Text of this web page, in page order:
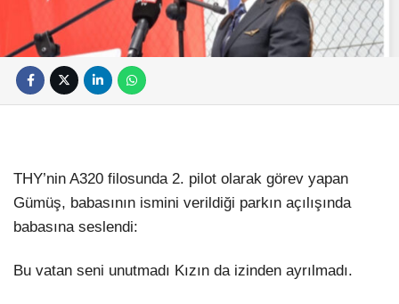
THY’nin A320 filosunda 2. pilot olarak görev yapan
Gümüş, babasının ismini verildiği parkın açılışında
babasına seslendi:
Bu vatan seni unutmadı Kızın da izinden ayrılmadı.